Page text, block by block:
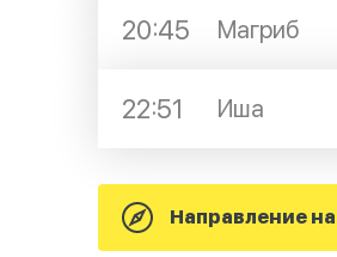
20:45 Магриб
22:51 Иша
Направление